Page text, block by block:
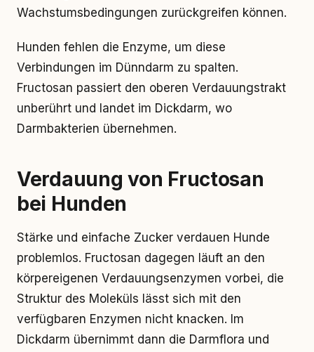
Wachstumsbedingungen zurückgreifen können.
Hunden fehlen die Enzyme, um diese
Verbindungen im Dünndarm zu spalten.
Fructosan passiert den oberen Verdauungstrakt
unberührt und landet im Dickdarm, wo
Darmbakterien übernehmen.
Verdauung von Fructosan
bei Hunden
Stärke und einfache Zucker verdauen Hunde
problemlos. Fructosan dagegen läuft an den
körpereigenen Verdauungsenzymen vorbei, die
Struktur des Moleküls lässt sich mit den
verfügbaren Enzymen nicht knacken. Im
Dickdarm übernimmt dann die Darmflora und